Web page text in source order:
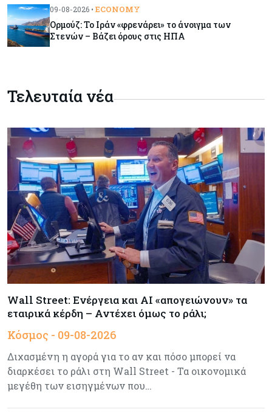
Golden Fleet: Τα νέα θωρηκτά του Τραμπ που
προκαλούν αντιδράσεις και ο λογαριασμός –
μαμούθ
ουρανοξύστες
Κόσμος 09-08-2026
Πώς οι big tech εκτόξευσαν την
κεφαλαιοποίηση του Nasdaq 100 κατά $3,5 τρισ.
Αρθρογραφία 09-08-2026
Η επενδυτική κουλτούρα που λείπει από την
Κύπρο
Τουρισμός 09-08-2026
Στη σκανδιναβική αγορά ποντάρει η Κύπρος για
Ενέργεια: Στερεύουν τα αποθέματα της
Ευρώπης - Τι θα γίνει τον χειμώνα
Ενέργεια
Η χώρα με τα περισσότερα φωτοβολταϊκά στις
09-08-2026 • ECONOMY
Ορμούζ: Το Ιράν «φρενάρει» το άνοιγμα των
Στενών – Βάζει όρους στις ΗΠΑ
Τελευταία νέα
Wall Street: Ενέργεια και AI «απογειώνουν» τα
εταιρικά κέρδη – Αντέχει όμως το ράλι;
Κόσμος - 09-08-2026
Διχασμένη η αγορά για το αν και πόσο μπορεί να
διαρκέσει το ράλι στη Wall Street - Τα οικονομικά
μεγέθη των εισηγμένων που…